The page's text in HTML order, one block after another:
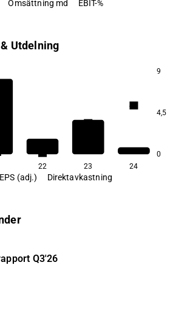
Omsättning md EBIT-%
Utdelning
9
4,5
0
4,3
22 23 24
EPS (adj.) Direktavkastning
Q3'26